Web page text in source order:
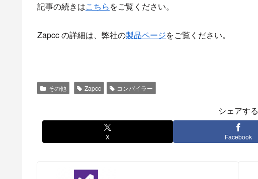
記事の続きはこちらをご覧ください。
Zapcc の詳細は、弊社の製品ページをご覧ください。
その他 Zapcc コンパイラー
シェアする
X Facebook